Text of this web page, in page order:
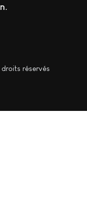
réservés